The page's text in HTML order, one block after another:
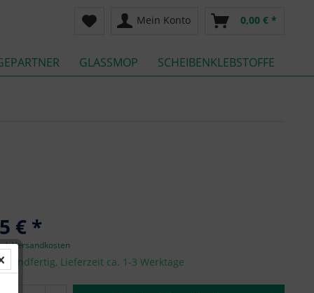
Mein Konto 0,00 € *
GLASSMOP SCHEIBENKLEBSTOFFE
€ *
Versandkosten
Lieferzeit ca. 1-3 Werktage